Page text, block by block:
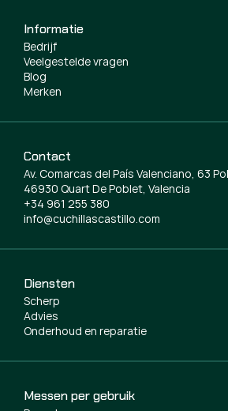
Diensten
Scherp
Advies
Onderhoud en reparatie
Messen per gebruik
Informatie
Bedrijf
Veelgestelde vragen
Blog
Merken
Contact
Av. Comarcas del País Valenciano, 63
46930 Quart De Poblet, Valencia
+34 961 255 380
info@cuchillascastillo.com